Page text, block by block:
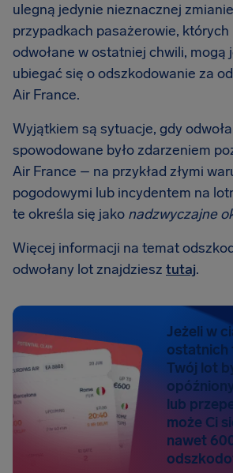
ulegną jedynie nieznacznej
przypadkach pasażerowie, których
odwołane w ostatniej chwili, mogą
ubiegać się o odszkodowanie za
Air France.
Wyjątkiem są sytuacje, gdy
spowodowane było zdarzeniem
Air France – na przykład złymi
pogodowymi lub incydentem na
te określa się jako nadzwyczajne
Więcej informacji na temat
odwołany lot znajdziesz tutaj.
Jeżeli w
ostatnich
Twój lot
lub
może Ci
nawet